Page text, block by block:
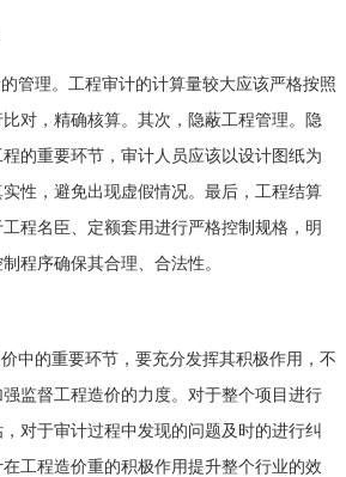
管理。工程审计的计算量较大应该严格按照
对，精确核算。其次，隐蔽工程管理。隐
的重要环节，审计人员应该以设计图纸为
性，避免出现虚假情况。最后，工程结算
程名臣、定额套用进行严格控制规格，明
程序确保其合理、合法性。
中的重要环节，要充分发挥其积极作用，不
监督工程造价的力度。对于整个项目进行
对于审计过程中发现的问题及时的进行纠
工程造价重的积极作用提升整个行业的效